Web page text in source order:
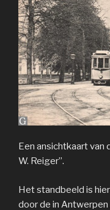
Een ansichtkaart van
W. Reiger”.
Het standbeeld is
door de in